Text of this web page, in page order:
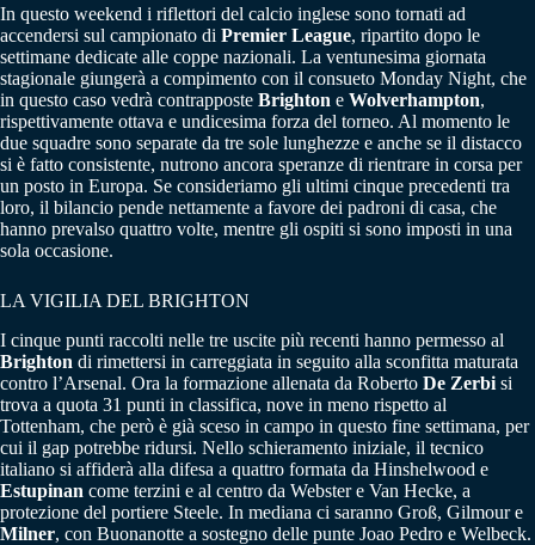
In questo weekend i riflettori del calcio inglese sono tornati ad
accendersi sul campionato di Premier League, ripartito dopo le
settimane dedicate alle coppe nazionali. La ventunesima giornata
stagionale giungerà a compimento con il consueto Monday Night, che
in questo caso vedrà contrapposte Brighton e Wolverhampton,
rispettivamente ottava e undicesima forza del torneo. Al momento le
due squadre sono separate da tre sole lunghezze e anche se il distacco
si è fatto consistente, nutrono ancora speranze di rientrare in corsa per
un posto in Europa. Se consideriamo gli ultimi cinque precedenti tra
loro, il bilancio pende nettamente a favore dei padroni di casa, che
hanno prevalso quattro volte, mentre gli ospiti si sono imposti in una
sola occasione.
LA VIGILIA DEL BRIGHTON
I cinque punti raccolti nelle tre uscite più recenti hanno permesso al
Brighton di rimettersi in carreggiata in seguito alla sconfitta maturata
contro l’Arsenal. Ora la formazione allenata da Roberto De Zerbi si
trova a quota 31 punti in classifica, nove in meno rispetto al
Tottenham, che però è già sceso in campo in questo fine settimana, per
cui il gap potrebbe ridursi. Nello schieramento iniziale, il tecnico
italiano si affiderà alla difesa a quattro formata da Hinshelwood e
Estupinan come terzini e al centro da Webster e Van Hecke, a
protezione del portiere Steele. In mediana ci saranno Groß, Gilmour e
Milner, con Buonanotte a sostegno delle punte Joao Pedro e Welbeck.